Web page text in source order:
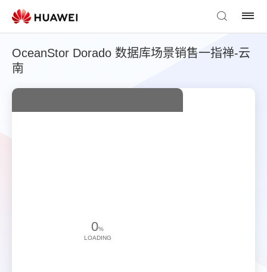
OceanStor Dorado 数据库场景销售一指禅-云
南
0%
LOADING